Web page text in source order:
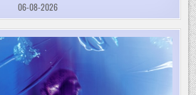
06-08-2026